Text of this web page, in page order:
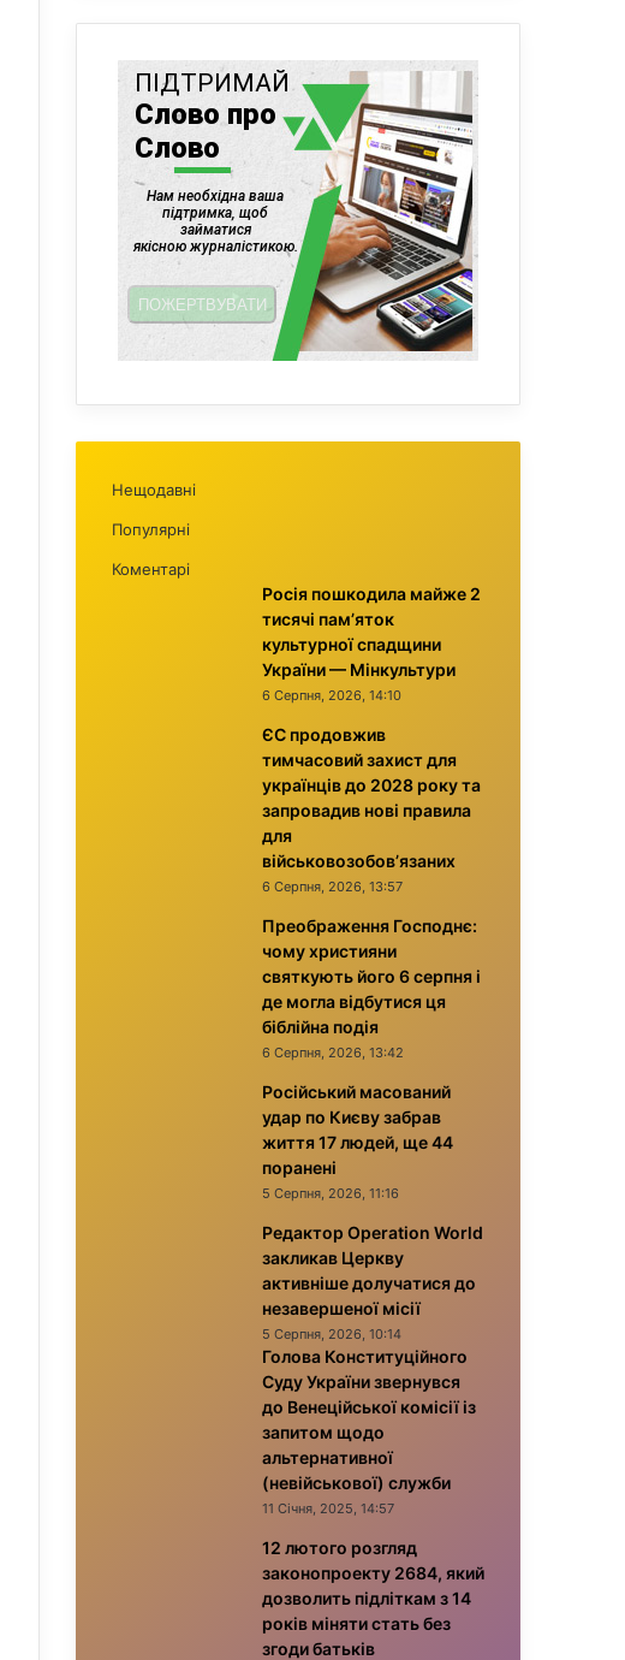
Нещодавні
Популярні
Коментарі
Росія пошкодила майже 2
тисячі пам’яток
культурної спадщини
України — Мінкультури
6 Серпня, 2026, 14:10
ЄС продовжив
тимчасовий захист для
українців до 2028 року та
запровадив нові правила
для
військовозобов’язаних
6 Серпня, 2026, 13:57
Преображення Господнє:
чому християни
святкують його 6 серпня і
де могла відбутися ця
біблійна подія
6 Серпня, 2026, 13:42
Російський масований
удар по Києву забрав
життя 17 людей, ще 44
поранені
5 Серпня, 2026, 11:16
Редактор Operation World
закликав Церкву
активніше долучатися до
незавершеної місії
5 Серпня, 2026, 10:14
Голова Конституційного
Суду України звернувся
до Венеційської комісії із
запитом щодо
альтернативної
(невійськової) служби
11 Січня, 2025, 14:57
12 лютого розгляд
законопроекту 2684, який
дозволить підліткам з 14
років міняти стать без
згоди батьків